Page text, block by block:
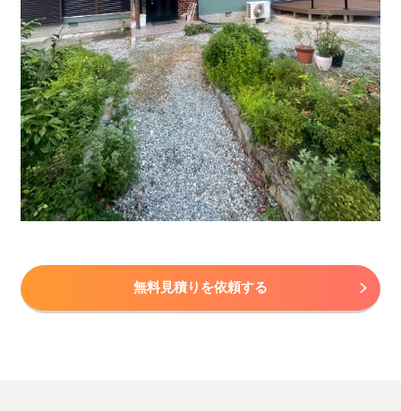
無料見積りを依頼する